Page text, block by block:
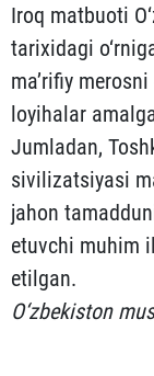
Iroq matbuoti
tarixidagi
ma’rifiy
loyihalar
Jumladan,
sivilizatsiyasi
jahon
etuvchi muhim
etilgan.
O‘zbekiston